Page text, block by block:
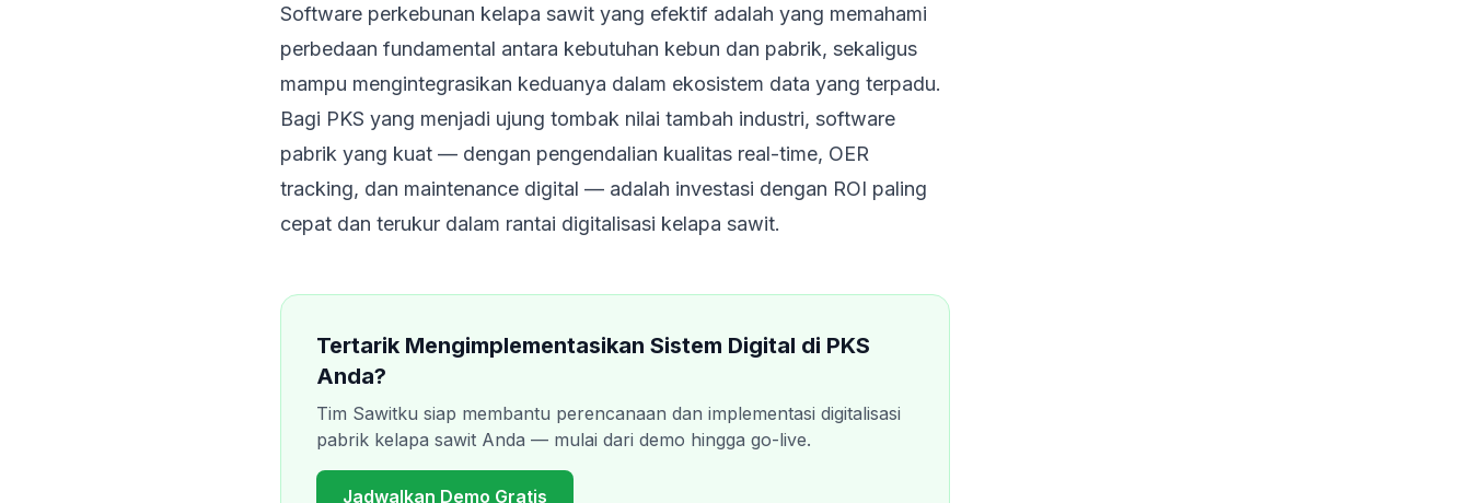
Software perkebunan kelapa sawit yang efektif adalah yang memahami
perbedaan fundamental antara kebutuhan kebun dan pabrik, sekaligus
mampu mengintegrasikan keduanya dalam ekosistem data yang terpadu.
Bagi PKS yang menjadi ujung tombak nilai tambah industri, software
pabrik yang kuat — dengan pengendalian kualitas real-time, OER
tracking, dan maintenance digital — adalah investasi dengan ROI paling
cepat dan terukur dalam rantai digitalisasi kelapa sawit.
Tertarik Mengimplementasikan Sistem Digital di PKS
Anda?
Tim Sawitku siap membantu perencanaan dan implementasi digitalisasi
pabrik kelapa sawit Anda — mulai dari demo hingga go-live.
Jadwalkan Demo Gratis